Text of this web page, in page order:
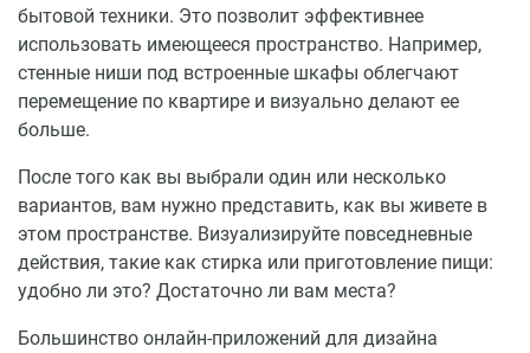
бытовой техники. Это позволит эффективнее
использовать имеющееся пространство. Например,
стенные ниши под встроенные шкафы облегчают
перемещение по квартире и визуально делают ее
больше.
После того как вы выбрали один или несколько
вариантов, вам нужно представить, как вы живете в
этом пространстве. Визуализируйте повседневные
действия, такие как стирка или приготовление пищи:
удобно ли это? Достаточно ли вам места?
Большинство онлайн-приложений для дизайна